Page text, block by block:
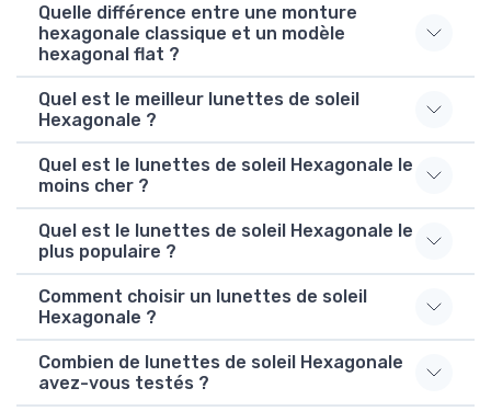
Quelle différence entre une monture
hexagonale classique et un modèle
hexagonal flat ?
Quel est le meilleur lunettes de soleil
Hexagonale ?
Quel est le lunettes de soleil Hexagonale le
moins cher ?
Quel est le lunettes de soleil Hexagonale le
plus populaire ?
Comment choisir un lunettes de soleil
Hexagonale ?
Combien de lunettes de soleil Hexagonale
avez-vous testés ?